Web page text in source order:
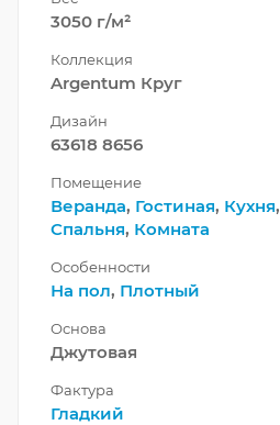
3050 г/м²
Коллекция
Argentum Круг
Дизайн
63618 8656
Помещение
Веранда, Гостиная, Кухня,
Спальня, Комната
Особенности
На пол, Плотный
Основа
Джутовая
Фактура
Гладкий